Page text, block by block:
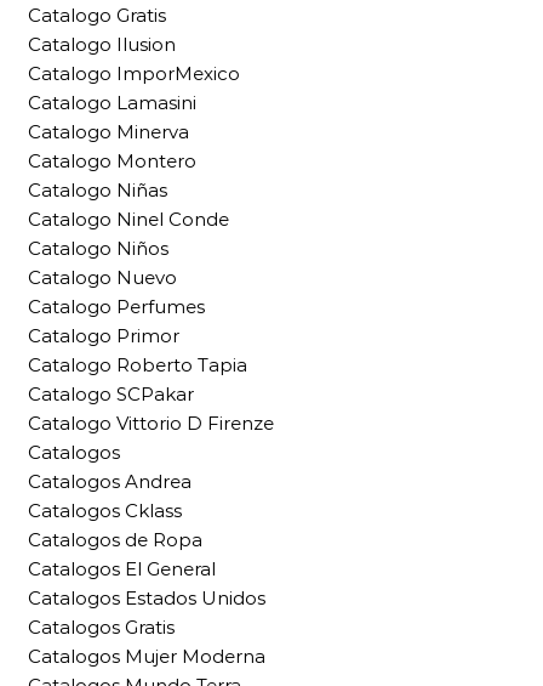
Catalogo Gratis
Catalogo Ilusion
Catalogo ImporMexico
Catalogo Lamasini
Catalogo Minerva
Catalogo Montero
Catalogo Niñas
Catalogo Ninel Conde
Catalogo Niños
Catalogo Nuevo
Catalogo Perfumes
Catalogo Primor
Catalogo Roberto Tapia
Catalogo SCPakar
Catalogo Vittorio D Firenze
Catalogos
Catalogos Andrea
Catalogos Cklass
Catalogos de Ropa
Catalogos El General
Catalogos Estados Unidos
Catalogos Gratis
Catalogos Mujer Moderna